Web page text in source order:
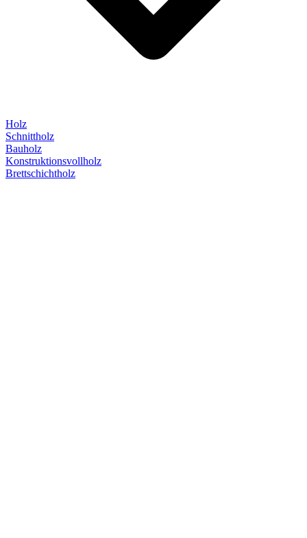
Holz
Schnittholz
Bauholz
Konstruktionsvollholz
Brettschichtholz